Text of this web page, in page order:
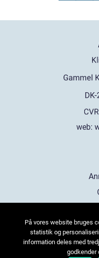
web:
På vores website bruges
statistik og
information deles med
godkender